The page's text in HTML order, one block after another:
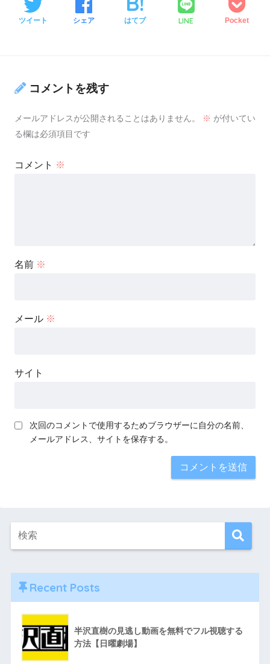
ツイート シェア はてブ LINE Pocket
コメントを残す
メールアドレスが公開されることはありません。 ※ が付いてい
る欄は必須項目です
コメント ※
名前 ※
メール ※
サイト
次回のコメントで使用するためブラウザーに自分の名前、
メールアドレス、サイトを保存する。
Recent Posts
半沢直樹の見逃し動画を無料でフル視聴する
方法【日曜劇場】